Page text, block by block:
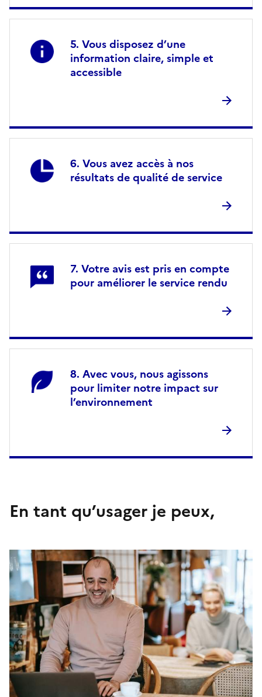
Vous disposez d’une
information claire, simple et
accessible
Vous avez accès à nos
résultats de qualité de service
Votre avis est pris en compte
pour améliorer le service rendu
Avec vous, nous agissons
pour limiter notre impact sur
l’environnement
En tant qu’usager je peux,